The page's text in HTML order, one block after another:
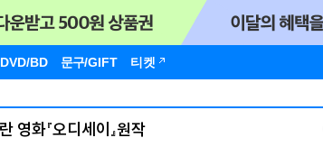
DVD/BD 문구/GIFT 티켓